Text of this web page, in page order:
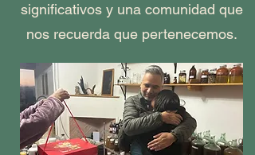
significativos y una comunidad que
nos recuerda que pertenecemos.